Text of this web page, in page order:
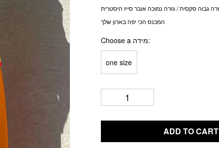
המכנס הכי יפה בארון שלך
Choose a מידה
one size
ADD TO CART